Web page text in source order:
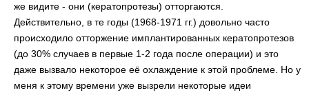
же видите - они (кератопротезы) отторгаются.
Действительно, в те годы (1968-1971 гг.) довольно часто
происходило отторжение имплантированных кератопротезов
(до 30% случаев в первые 1-2 года после операции) и это
даже вызвало некоторое её охлаждение к этой проблеме. Но у
меня к этому времени уже вызрели некоторые идеи